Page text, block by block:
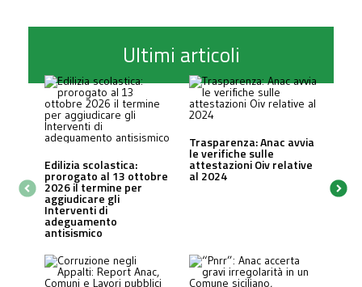
Ultimi articoli
Edilizia scolastica:
prorogato al 13 ottobre
2026 il termine per
aggiudicare gli
Interventi di
adeguamento
antisismico
Trasparenza: Anac avvia
le verifiche sulle
attestazioni Oiv relative
al 2024